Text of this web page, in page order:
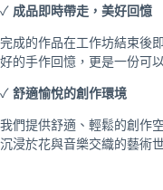
✓ 成品即時帶走，美好回憶
完成的作品在工作坊結束後
好的手作回憶，更是一份可
✓ 舒適愉悅的創作環境
我們提供舒適、輕鬆的創作
沉浸於花與音樂交織的藝術